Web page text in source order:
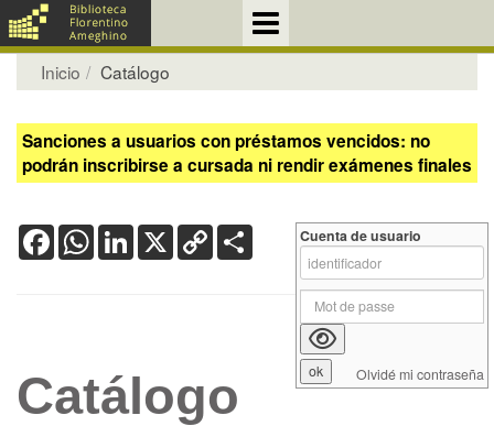
Inicio Catálogo
Sanciones a usuarios con préstamos vencidos: no
podrán inscribirse a cursada ni rendir exámenes finales
FacebookWhatsApp
LinkedIn
X Copy
Link
Catálogo
Cuenta de usuario
Olvidé mi contraseña